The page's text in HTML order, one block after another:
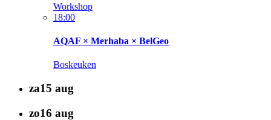
Workshop
18:00
AQAF × Merhaba × BelGeo
Boskeuken
za15 aug
zo16 aug